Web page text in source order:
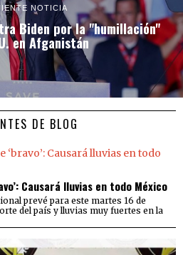
NOTICIA
Biden por la "humillación"
en Afganistán
DE BLOG
Causará lluvias en todo México
prevé para este martes 16 de
del país y lluvias muy fuertes en la